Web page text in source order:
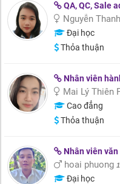
QA, QC, Sale
Nguyễn
Đại học
Thỏa thuận
Nhân viên
Mai Lý Thiên
Cao đẳng
Thỏa thuận
Nhân viên
hoai phuong
Đại học